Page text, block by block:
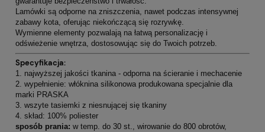
Lamówki są odporne na zniszczenia, nawet podczas intensywnej
zabawy kota, oferując niekończącą się rozrywkę.
Wymienne elementy pozwalają na łatwą personalizację i
odświeżenie wnętrza, dostosowując się do Twoich potrzeb.
Specyfikacja:
1. najwyższej jakości tkanina - odporna na ścieranie i mechacenie
2. wypełnienie: włóknina silikonowa produkowana specjalnie dla
marki PRASKA
3. wszyte tasiemki z niesnującej się tkaniny
4. skład: 100% poliester
sposób prania: w temp. do 30 st., wirowanie do 800 obrotów,